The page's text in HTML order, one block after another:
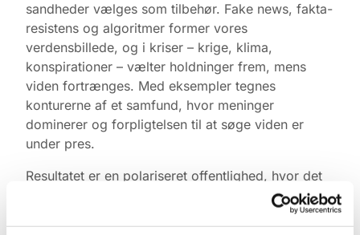
sandheder vælges som tilbehør. Fake news, fakta-
resistens og algoritmer former vores
verdensbillede, og i kriser – krige, klima,
konspirationer – vælter holdninger frem, mens
viden fortrænges. Med eksempler tegnes
konturerne af et samfund, hvor meninger
dominerer og forpligtelsen til at søge viden er
under pres.
Resultatet er en polariseret offentlighed, hvor det
at “føle noget stærkt” er blevet vigtigere end at